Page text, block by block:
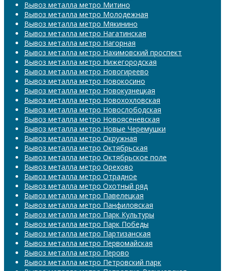
Вывоз металла метро Митино
Вывоз металла метро Молодежная
Вывоз металла метро Мякинино
Вывоз металла метро Нагатинская
Вывоз металла метро Нагорная
Вывоз металла метро Нахимовский проспект
Вывоз металла метро Нижегородская
Вывоз металла метро Новогиреево
Вывоз металла метро Новокосино
Вывоз металла метро Новокузнецкая
Вывоз металла метро Новохохловская
Вывоз металла метро Новослободская
Вывоз металла метро Новоясеневская
Вывоз металла метро Новые Черемушки
Вывоз металла метро Окружная
Вывоз металла метро Октябрьская
Вывоз металла метро Октябрьское поле
Вывоз металла метро Орехово
Вывоз металла метро Отрадное
Вывоз металла метро Охотный ряд
Вывоз металла метро Павелецкая
Вывоз металла метро Панфиловская
Вывоз металла метро Парк Культуры
Вывоз металла метро Парк Победы
Вывоз металла метро Партизанская
Вывоз металла метро Первомайская
Вывоз металла метро Перово
Вывоз металла метро Петровский парк